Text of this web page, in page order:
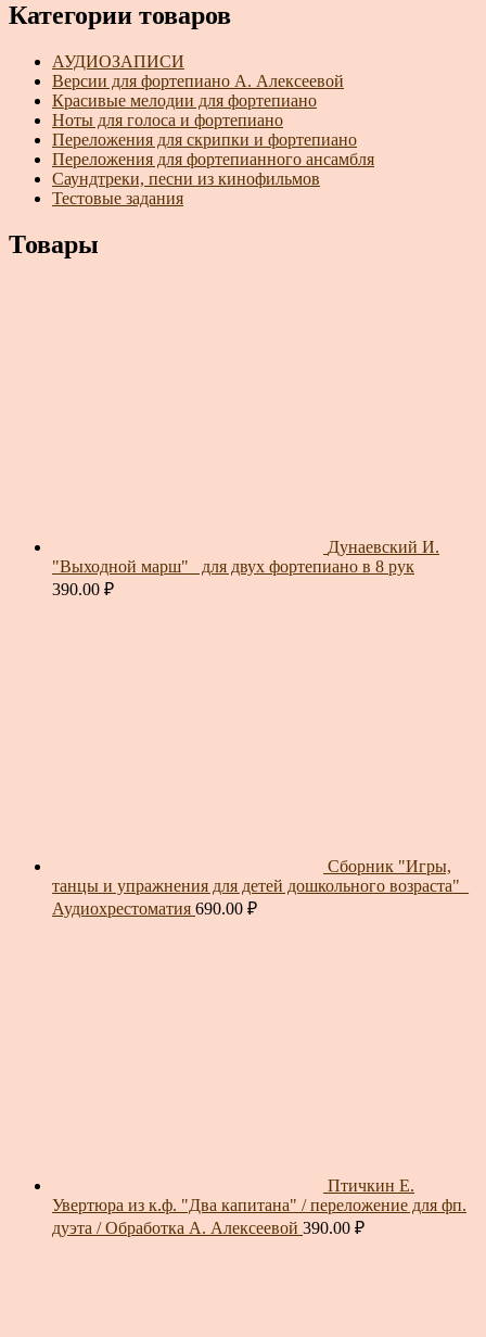
Категории товаров
АУДИОЗАПИСИ
Версии для фортепиано А. Алексеевой
Красивые мелодии для фортепиано
Ноты для голоса и фортепиано
Переложения для скрипки и фортепиано
Переложения для фортепианного ансамбля
Саундтреки, песни из кинофильмов
Тестовые задания
Товары
Дунаевский И.
"Выходной марш"_ для двух фортепиано в 8 рук
390.00 ₽
Сборник "Игры,
танцы и упражнения для детей дошкольного возраста"_
Аудиохрестоматия 690.00 ₽
Птичкин Е.
Увертюра из к.ф. "Два капитана" / переложение для фп.
дуэта / Обработка А. Алексеевой 390.00 ₽